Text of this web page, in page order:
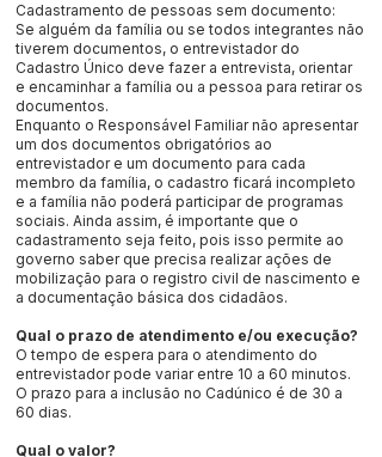
Cadastramento de pessoas sem documento:
Se alguém da família ou se todos integrantes não
tiverem documentos, o entrevistador do
Cadastro Único deve fazer a entrevista, orientar
e encaminhar a família ou a pessoa para retirar os
documentos.
Enquanto o Responsável Familiar não apresentar
um dos documentos obrigatórios ao
entrevistador e um documento para cada
membro da família, o cadastro ficará incompleto
e a família não poderá participar de programas
sociais. Ainda assim, é importante que o
cadastramento seja feito, pois isso permite ao
governo saber que precisa realizar ações de
mobilização para o registro civil de nascimento e
a documentação básica dos cidadãos.
Qual o prazo de atendimento e/ou execução?
O tempo de espera para o atendimento do
entrevistador pode variar entre 10 a 60 minutos.
O prazo para a inclusão no Cadúnico é de 30 a
60 dias.
Qual o valor?